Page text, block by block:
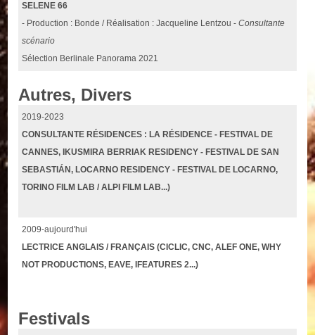
SELENE 66
- Production : Bonde / Réalisation : Jacqueline Lentzou -Consultante
scénario
Sélection Berlinale Panorama 2021
Autres, Divers
2019-2023
CONSULTANTE RÉSIDENCES : LA RÉSIDENCE - FESTIVAL DE
CANNES, IKUSMIRA BERRIAK RESIDENCY - FESTIVAL DE SAN
SEBASTIÁN, LOCARNO RESIDENCY - FESTIVAL DE LOCARNO,
TORINO FILM LAB / ALPI FILM LAB...)
2009-aujourd'hui
LECTRICE ANGLAIS / FRANÇAIS (CICLIC, CNC, ALEF ONE, WHY
NOT PRODUCTIONS, EAVE, IFEATURES 2...)
Festivals